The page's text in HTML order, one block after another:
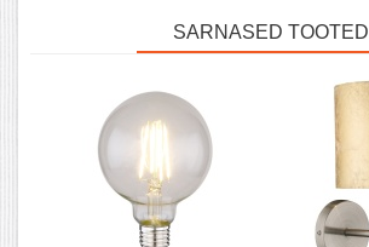
SARNASED TOOTED